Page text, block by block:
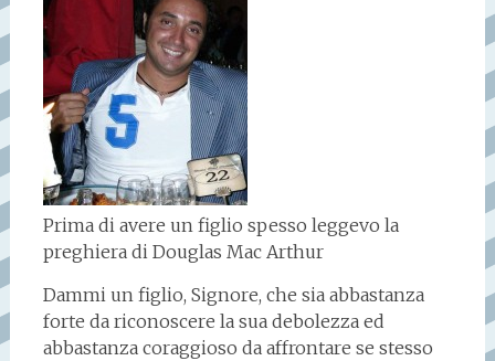
Prima di avere un figlio spesso leggevo la
preghiera di Douglas Mac Arthur
Dammi un figlio, Signore, che sia abbastanza
forte da riconoscere la sua debolezza ed
abbastanza coraggioso da affrontare se stesso